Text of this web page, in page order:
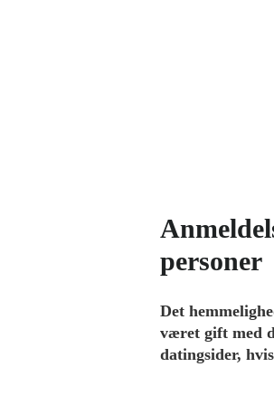
personer
Det
været gift med
datingsider,